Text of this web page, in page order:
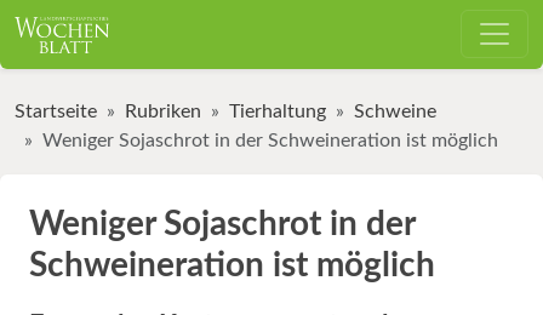
Startseite Rubriken Tierhaltung
Schweine
Weniger Sojaschrot in der Schweineration ist möglich
Weniger Sojaschrot in der
Schweineration ist möglich